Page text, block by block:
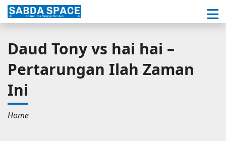
Daud Tony vs hai hai –
Pertarungan Ilah Zaman
Ini
Home